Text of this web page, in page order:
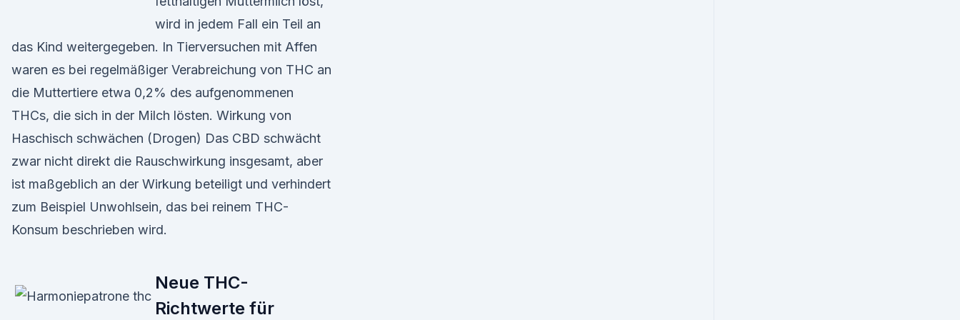
wird in jedem Fall ein Teil an
das Kind weitergegeben. In Tierversuchen mit Affen
waren es bei regelmäßiger Verabreichung von THC an
die Muttertiere etwa 0,2% des aufgenommenen
THCs, die sich in der Milch lösten. Wirkung von
Haschisch schwächen (Drogen) Das CBD schwächt
zwar nicht direkt die Rauschwirkung insgesamt, aber
ist maßgeblich an der Wirkung beteiligt und verhindert
zum Beispiel Unwohlsein, das bei reinem THC-
Konsum beschrieben wird.
Neue THC-
Richtwerte für